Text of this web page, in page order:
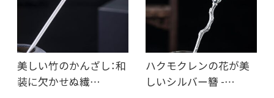
美しい竹のかんざし：和
装に欠かせぬ繊…
ハクモクレンの花が美
しいシルバー簪 -…